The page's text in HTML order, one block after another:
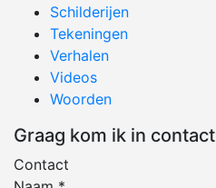
Schilderijen
Tekeningen
Verhalen
Videos
Woorden
Graag kom ik in contact
Contact